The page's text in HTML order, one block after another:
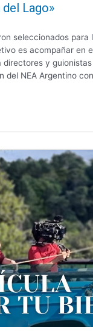
Lago»
seleccionados para
es acompañar en
directores y
del NEA Argentino